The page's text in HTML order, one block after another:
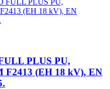
PLUS PU,
F2413 (EH 18 kV), EN